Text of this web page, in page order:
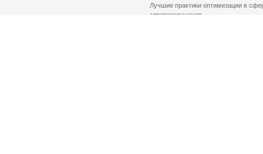
Лучшие практики оптимизации в
здравоохранения